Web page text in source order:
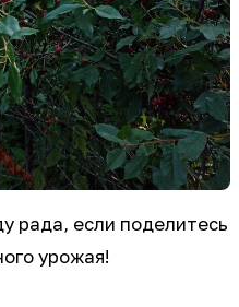
рада, если поделитесь
урожая!